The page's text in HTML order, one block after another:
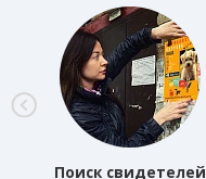
Поиск свидетелей